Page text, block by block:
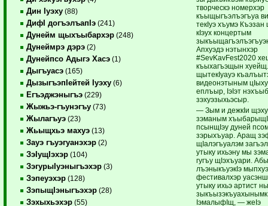
Дин Iуэху (88)
ДифI догъэлъапIэ (241)
Дунейм щыхъыбархэр (248)
Дунеймрэ дэрэ (2)
Дунейпсо Адыгэ Хасэ (1)
Дыгъуасэ (165)
ДызыгъэпIейтей Iуэху (6)
Егъэджэныгъэ (229)
Жыжьэ-гъунэгъу (73)
Жылагъуэ (23)
Жьыщхьэ махуэ (13)
Зауэ гъуэгуанэхэр (2)
ЗэIущIэхэр (104)
ЗэгурыIуэныгъэхэр (3)
Зэпеуэхэр (128)
ЗэпыщIэныгъэхэр (28)
Зэхыхьэхэр (55)
творческэ номерхэр
къыщыгъэлъэгъуа
текIуэ хъумэ Къэзан
кIэух концертым
Апхуэдэ нэтынхэр
#SevKavFest2020
къыхагъэщын
щытекIуауэ
видеонэтыным
еплъыр, IэIэт
зэхуэзыхьэсыр.
— Зым и дежкIи
зэманым
псынщIэу дуней
зэрыхъуар. Аращ
щIалэгъуалэм
утыку ихьэну мы
гугъу щIэхъуари.
лъэныкъуэкIэ
фестивалхэр
утыку ихьэ артист
IэмалыфIщ, — жеIэ